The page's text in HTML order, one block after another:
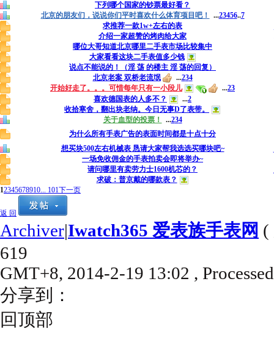
下列哪个国家的钞票最好看？
北京的朋友们，说说你们平时喜欢什么体育项目吧！
...23456..7
求推荐一款1w+左右的表
介绍一家超赞的烤肉给大家
哪位大哥知道北京哪里二手表市场比较集中
大家看看这块二手表值多少钱
说点不能说的！（淫 荡 的楼主 淫 荡的回复）
北京老案 双桥老流氓
...234
开始好走了。。。可惜每年只有一小段儿
...23
喜欢德国表的人多不？
...2
收拾寒舍，翻出块老纳。今日无事D了表带。
关于血型的投票！
...234
为什么所有手表广告的表面时间都是十点十分
想买块500左右机械表 恳请大家帮我选选买哪块吧~
一场免收佣金的手表拍卖会即将举办~
请问哪里有卖劳力士1600机芯的？
求破：普京戴的哪款表？
12345678910... 101下一页
返 回
Archiver|Iwatch365 爱表族手表网 (
619
GMT+8, 2014-2-19 13:02 ,
分享到：
回顶部